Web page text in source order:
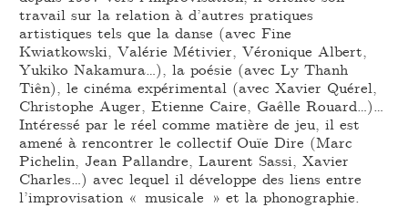
travail sur la relation à d’autres pratiques
artistiques tels que la danse (avec Fine
Kwiatkowski, Valérie Métivier, Véronique Albert,
Yukiko Nakamura…), la poésie (avec Ly Thanh
Tiên), le cinéma expérimental (avec Xavier Quérel,
Christophe Auger, Etienne Caire, Gaêlle Rouard…)…
Intéressé par le réel comme matière de jeu, il est
amené à rencontrer le collectif Ouïe Dire (Marc
Pichelin, Jean Pallandre, Laurent Sassi, Xavier
Charles…) avec lequel il développe des liens entre
l’improvisation « musicale » et la phonographie.